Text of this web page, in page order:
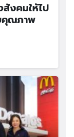
งคมให้ไป
คุณภาพ